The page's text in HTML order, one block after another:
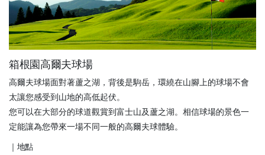
箱根園高爾夫球場
高爾夫球場面對著蘆之湖，背後是駒岳，環繞在山腳上的球場不會
太讓您感受到山地的高低起伏。
您可以在大部分的球道觀賞到富士山及蘆之湖。相信球場的景色一
定能讓為您帶來一場不同一般的高爾夫球體驗。
｜地點